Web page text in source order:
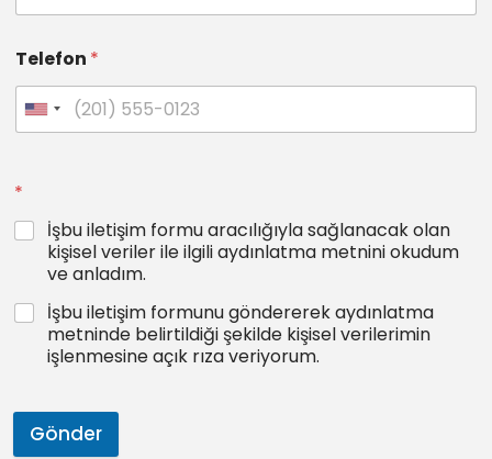
Telefon *
*
İşbu iletişim formu aracılığıyla sağlanacak olan
kişisel veriler ile ilgili aydınlatma metnini okudum
ve anladım.
İşbu iletişim formunu göndererek aydınlatma
metninde belirtildiği şekilde kişisel verilerimin
işlenmesine açık rıza veriyorum.
Gönder